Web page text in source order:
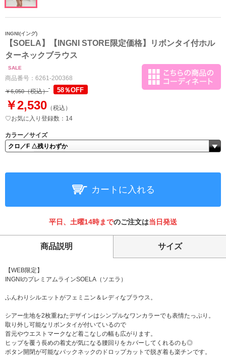
INGNI(イング)
【SOELA】【INGNI STORE限定価格】リボンタイ付ホル
ターネックブラウス
SALE
商品番号： 6261-200368
￥6,050（税込） 58％OFF
￥2,530 （税込）
♡お気に入り登録数：14
カラー／サイズ
カートに入れる
平日、土曜14時までのご注文は当日発送
商品説明 サイズ
【WEB限定】
INGNIのプレミアムラインSOELA（ソエラ）
ふんわりシルエットがフェミニン＆レディなブラウス。
シアー生地を2枚重ねたデザインはシンプルなワンカラーでも表情たっぷり。
取り外し可能なリボンタイが付いているので
首元やウエストマークなど着こなしの幅も広がります。
ヒップを覆う長めの着丈が気になる腰回りをカバーしてくれるのも◎
ボタン開閉が可能なバックネックのドロップカットで脱ぎ着も楽チンです。